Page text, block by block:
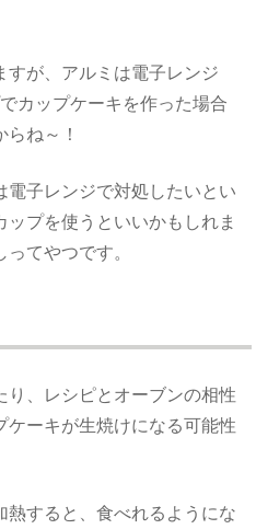
すが、アルミは電子レンジ
カップケーキを作った場合
ね～！
電子レンジで対処したいとい
プを使うといいかもしれま
てやつです。
り、レシピとオーブンの相性
ケーキが生焼けになる可能性
熱すると、食べれるようにな